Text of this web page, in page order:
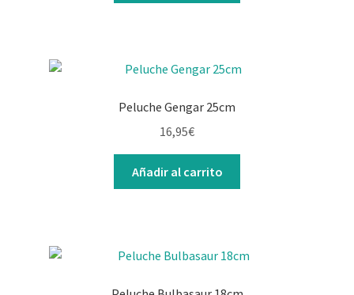
Peluche Gengar 25cm
16,95€
Añadir al carrito